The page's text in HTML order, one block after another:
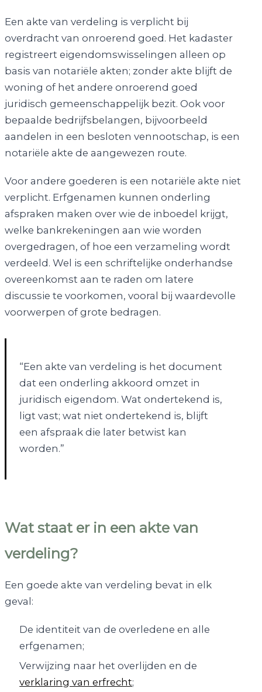
Een akte van verdeling is verplicht bij
overdracht van onroerend goed. Het kadaster
registreert eigendomswisselingen alleen op
basis van notariële akten; zonder akte blijft de
woning of het andere onroerend goed
juridisch gemeenschappelijk bezit. Ook voor
bepaalde bedrijfsbelangen, bijvoorbeeld
aandelen in een besloten vennootschap, is een
notariële akte de aangewezen route.
Voor andere goederen is een notariële akte niet
verplicht. Erfgenamen kunnen onderling
afspraken maken over wie de inboedel krijgt,
welke bankrekeningen aan wie worden
overgedragen, of hoe een verzameling wordt
verdeeld. Wel is een schriftelijke onderhandse
overeenkomst aan te raden om latere
discussie te voorkomen, vooral bij waardevolle
voorwerpen of grote bedragen.
“Een akte van verdeling is het document
dat een onderling akkoord omzet in
juridisch eigendom. Wat ondertekend is,
ligt vast; wat niet ondertekend is, blijft
een afspraak die later betwist kan
worden.”
Wat staat er in een akte van
verdeling?
Een goede akte van verdeling bevat in elk
geval:
De identiteit van de overledene en alle
erfgenamen;
Verwijzing naar het overlijden en de
verklaring van erfrecht;